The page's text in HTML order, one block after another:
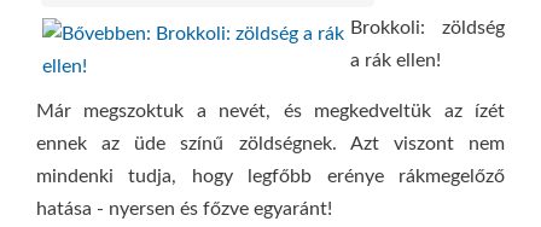
Brokkoli: zöldség
a rák ellen!
Már megszoktuk a nevét, és megkedveltük az ízét
ennek az üde színű zöldségnek. Azt viszont nem
mindenki tudja, hogy legfőbb erénye rákmegelőző
hatása - nyersen és főzve egyaránt!